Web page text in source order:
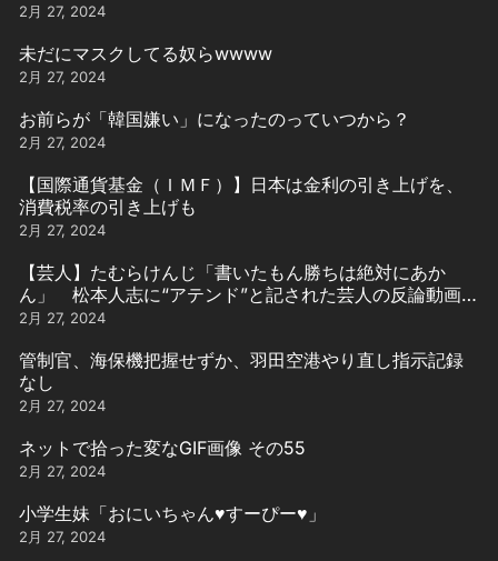
2月 27, 2024
未だにマスクしてる奴らwwww
2月 27, 2024
お前らが「韓国嫌い」になったのっていつから？
2月 27, 2024
【国際通貨基金（ＩＭＦ）】日本は金利の引き上げを、
消費税率の引き上げも
2月 27, 2024
【芸人】たむらけんじ「書いたもん勝ちは絶対にあか
ん」 松本人志に“アテンド”と記された芸人の反論動画引
用
2月 27, 2024
管制官、海保機把握せずか、羽田空港やり直し指示記録
なし
2月 27, 2024
ネットで拾った変なGIF画像 その55
2月 27, 2024
小学生妹「おにいちゃん♥️すーぴー♥️」
2月 27, 2024